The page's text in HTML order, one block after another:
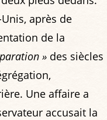
après de
de la
» des siècles
Une affaire a
accusait la